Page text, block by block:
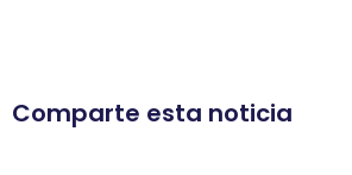
Comparte esta noticia